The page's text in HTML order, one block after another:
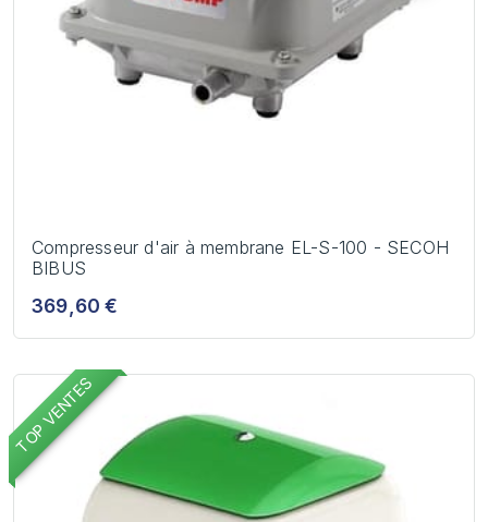
Compresseur d'air à membrane EL-S-100 - SECOH
BIBUS
369,60 €
TOP VENTES